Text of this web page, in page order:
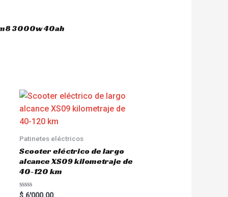
3000w 40ah
Patinetes eléctricos
Scooter eléctrico de largo
alcance XS09 kilometraje de
40-120 km
R